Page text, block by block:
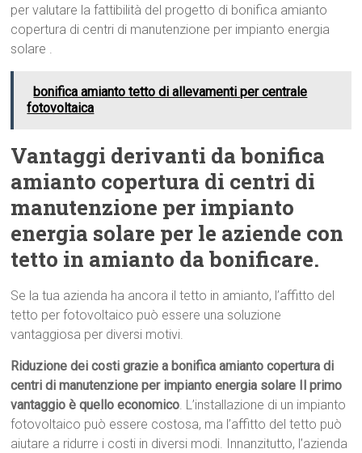
per valutare la fattibilità del progetto di bonifica amianto
copertura di centri di manutenzione per impianto energia
solare .
bonifica amianto tetto di allevamenti per centrale
fotovoltaica
Vantaggi derivanti da bonifica
amianto copertura di centri di
manutenzione per impianto
energia solare per le aziende con
tetto in amianto da bonificare.
Se la tua azienda ha ancora il tetto in amianto, l’affitto del
tetto per fotovoltaico può essere una soluzione
vantaggiosa per diversi motivi.
Riduzione dei costi grazie a bonifica amianto copertura di
centri di manutenzione per impianto energia solare Il primo
vantaggio è quello economico. L’installazione di un impianto
fotovoltaico può essere costosa, ma l’affitto del tetto può
aiutare a ridurre i costi in diversi modi. Innanzitutto, l’azienda